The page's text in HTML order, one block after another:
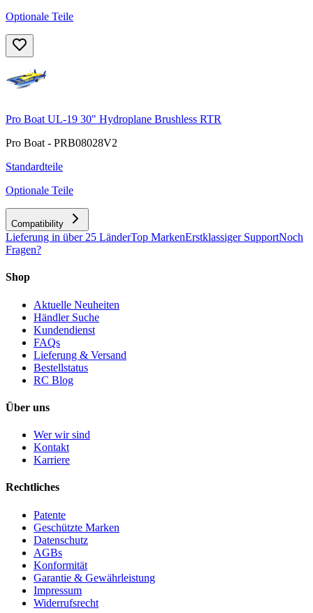
Optionale Teile
Pro Boat UL-19 30" Hydroplane Brushless RTR
Pro Boat - PRB08028V2
Standardteile
Optionale Teile
Compatibility
Lieferung in über 25 LänderTop MarkenErstklassiger SupportNoch
Fragen?
Shop
Aktuelle Neuheiten
Händler Suche
Kundendienst
FAQs
Lieferung & Versand
Bestellstatus
RC Blog
Über uns
Wer wir sind
Kontakt
Karriere
Rechtliches
Patente
Geschützte Marken
Datenschutz
AGBs
Konformität
Garantie & Gewährleistung
Impressum
Widerrufsrecht